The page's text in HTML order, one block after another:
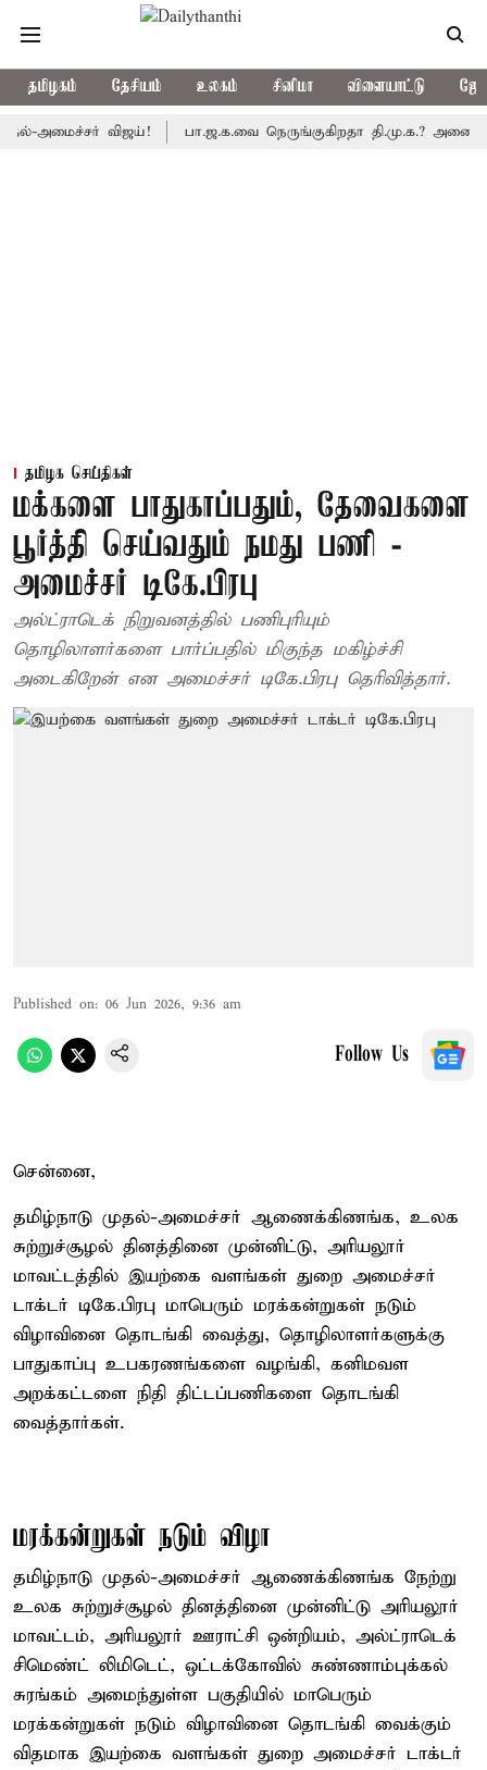
தமிழகம் தேசியம் உலகம் சினிமா விளையாட்டு
விஜய்! பா.ஜ.க.வை நெருங்குகிறதா தி.மு.க.?
தமிழக செய்திகள்
மக்களை பாதுகாப்பதும், தேவைகளை
பூர்த்தி செய்வதும் நமது பணி -
அமைச்சர் டிகே.பிரபு
அல்ட்ராடெக் நிறுவனத்தில் பணிபுரியும்
தொழிலாளர்களை பார்ப்பதில் மிகுந்த மகிழ்ச்சி
அடைகிறேன் என அமைச்சர் டிகே.பிரபு தெரிவித்தார்.
Published on: 06 Jun 2026, 9:36 am
Follow Us
சென்னை,
தமிழ்நாடு முதல்-அமைச்சர் ஆணைக்கிணங்க, உலக
சுற்றுச்சூழல் தினத்தினை முன்னிட்டு, அரியலூர்
மாவட்டத்தில் இயற்கை வளங்கள் துறை அமைச்சர்
டாக்டர் டிகே.பிரபு மாபெரும் மரக்கன்றுகள் நடும்
விழாவினை தொடங்கி வைத்து, தொழிலாளர்களுக்கு
பாதுகாப்பு உபகரணங்களை வழங்கி, கனிமவள
அறக்கட்டளை நிதி திட்டப்பணிகளை தொடங்கி
வைத்தார்கள்.
மரக்கன்றுகள் நடும் விழா
தமிழ்நாடு முதல்-அமைச்சர் ஆணைக்கிணங்க நேற்று
உலக சுற்றுச்சூழல் தினத்தினை முன்னிட்டு அரியலூர்
மாவட்டம், அரியலூர் ஊராட்சி ஒன்றியம், அல்ட்ராடெக்
சிமெண்ட் லிமிடெட், ஒட்டக்கோவில் சுண்ணாம்புக்கல்
சுரங்கம் அமைந்துள்ள பகுதியில் மாபெரும்
மரக்கன்றுகள் நடும் விழாவினை தொடங்கி வைக்கும்
விதமாக இயற்கை வளங்கள் துறை அமைச்சர் டாக்டர்